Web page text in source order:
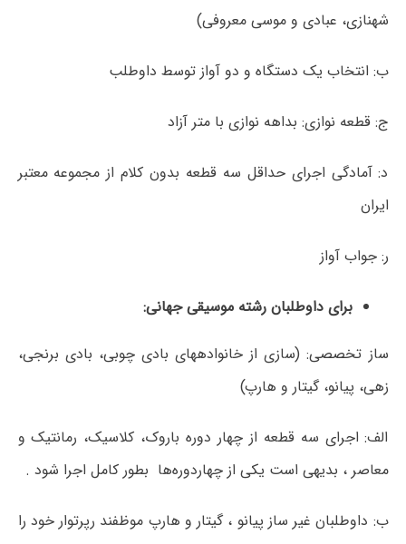
شهنازی، عبادی و موسی معروفی)
ب: انتخاب یک دستگاه و دو آواز توسط داوطلب
ج: قطعه نوازی: بداهه نوازی با متر آزاد
د: آمادگی اجرای حداقل سه قطعه بدون کلام از مجموعه معتبر
ایران
ر: جواب آواز
برای داوطلبان رشته موسیقی جهانی:
ساز تخصصی: (سازی از خانواده‎های بادی چوبی، بادی برنجی،
زهی، پیانو، گیتار و هارپ)
الف: اجرای سه قطعه از چهار دوره باروک، کلاسیک، رمانتیک و
معاصر ، بدیهی است یکی از چهاردوره‌ها بطور کامل اجرا شود .
ب: داوطلبان غیر ساز پیانو ، گیتار و هارپ موظفند رپرتوار خود را